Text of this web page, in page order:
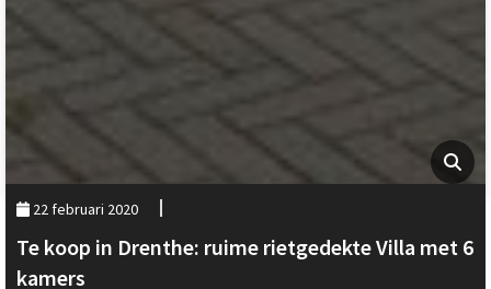
22 februari 2020
Te koop in Drenthe: ruime rietgedekte Villa met 6
kamers